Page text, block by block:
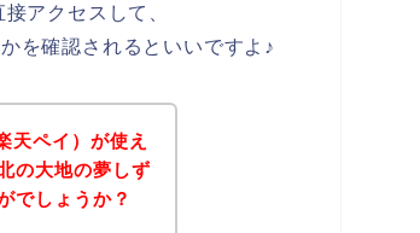
アクセスして、
を確認されるといいですよ♪
天ペイ）が使え
の大地の夢しず
でしょうか？